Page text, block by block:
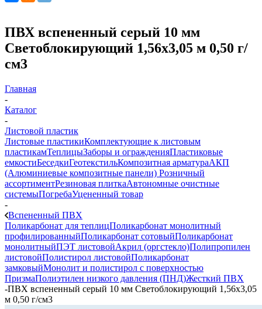
ПВХ вспененный серый 10 мм
Светоблокирующий 1,56х3,05 м 0,50 г/
см3
Главная
-
Каталог
-
Листовой пластик
Листовые пластикиКомплектующие к листовым
пластикамТеплицыЗаборы и огражденияПластиковые
емкостиБеседкиГеотекстильКомпозитная арматураАКП
(Алюминиевые композитные панели) Розничный
ассортиментРезиновая плиткаАвтономные очистные
системыПогребаУцененный товар
-
Вспененный ПВХ
Поликарбонат для теплицПоликарбонат монолитный
профилированныйПоликарбонат сотовыйПоликарбонат
монолитныйПЭТ листовойАкрил (оргстекло)Полипропилен
листовойПолистирол листовойПоликарбонат
замковыйМонолит и полистирол с поверхностью
ПризмаПолиэтилен низкого давления (ПНД)Жесткий ПВХ
-ПВХ вспененный серый 10 мм Светоблокирующий 1,56х3,05
м 0,50 г/см3